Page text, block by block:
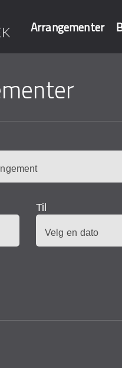
Arrangementer
Søk i våre
Til